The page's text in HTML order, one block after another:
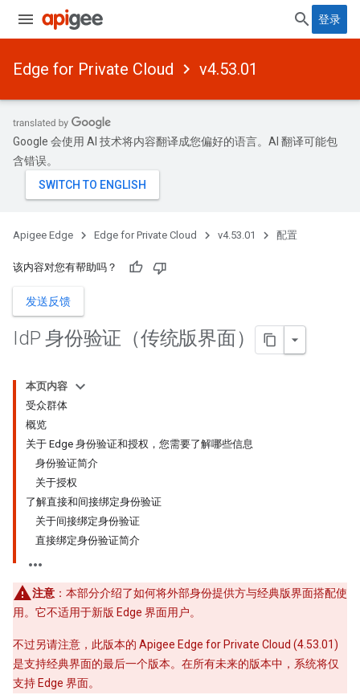
登录
Edge for Private Cloud v4.53.01
Google 会使用 AI 技术将内容翻译成您偏好的语言。AI 翻译可能包
含错误。
Apigee Edge Edge for Private Cloud v4.53.01 配置
该内容对您有帮助吗？
发送反馈
IdP 身份验证（传统版界面）
本页内容
受众群体
概览
关于 Edge 身份验证和授权，您需要了解哪些信息
身份验证简介
关于授权
了解直接和间接绑定身份验证
关于间接绑定身份验证
直接绑定身份验证简介
注意 ：本部分介绍了如何将外部身份提供方与经典版界面搭配使
用。它不适用于新版 Edge 界面用户。
不过另请注意，此版本的 Apigee Edge for Private Cloud (4.53.01)
是支持经典界面的最后一个版本。在所有未来的版本中，系统将仅
支持 Edge 界面。